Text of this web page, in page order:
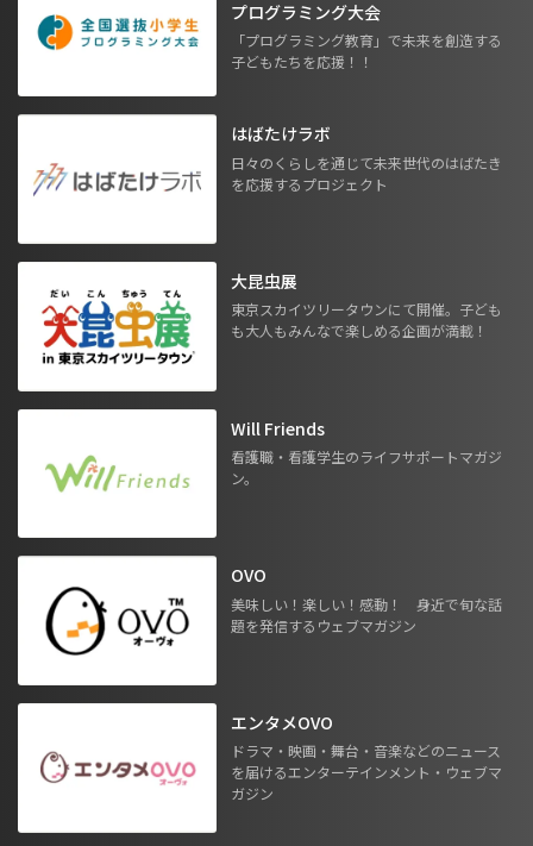
プログラミング大会
「プログラミング教育」で未来を創造する
子どもたちを応援！！
はばたけラボ
日々のくらしを通じて未来世代のはばたき
を応援するプロジェクト
大昆虫展
東京スカイツリータウンにて開催。子ども
も大人もみんなで楽しめる企画が満載！
Will Friends
看護職・看護学生のライフサポートマガジ
ン。
OVO
美味しい！楽しい！感動！ 身近で旬な話
題を発信するウェブマガジン
エンタメOVO
ドラマ・映画・舞台・音楽などのニュース
を届けるエンターテインメント・ウェブマ
ガジン